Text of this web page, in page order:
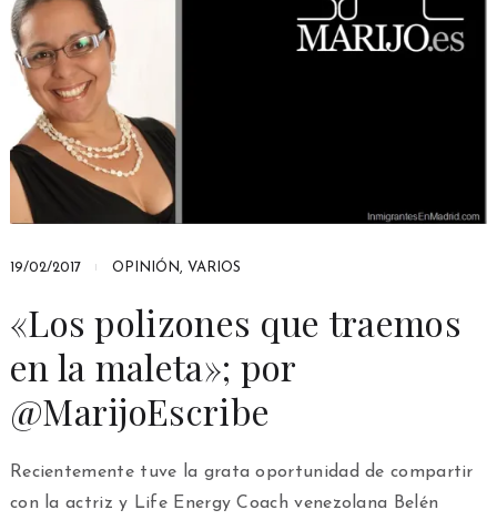
19/02/2017 OPINIÓN, VARIOS
«Los polizones que traemos
en la maleta»; por
@MarijoEscribe
Recientemente tuve la grata oportunidad de compartir
con la actriz y Life Energy Coach venezolana Belén